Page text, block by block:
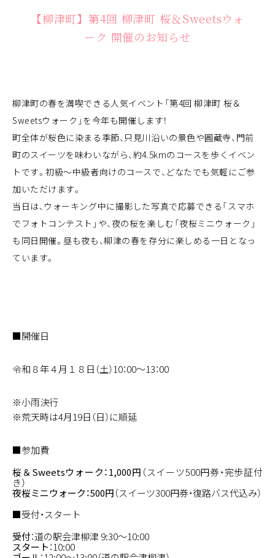
【柳津町】第4回 柳津町 桜＆Sweetsウォ
ーク 開催のお知らせ
柳津町の春を満喫できる人気イベント「第4回 柳津町 桜＆
Sweetsウォーク」を今年も開催します！
町全体が桜色に染まる季節、只見川沿いの景色や圓藏寺、門前
町のスイーツを味わいながら、約4.5kmのコースを歩くイベン
トです。初級〜中級者向けのコースで、どなたでも気軽にご参
加いただけます。
当日は、ウォーキング中に撮影した写真で応募できる「スマホ
でフォトコンテスト」や、夜の桜を楽しむ「夜桜ミニウォーク」
も同日開催。昼も夜も、柳津の春を存分に楽しめる一日となっ
ています。
■開催日
令和８年４月１８日（土）10：00～13：00
※小雨決行
※荒天時は4月19日（日）に順延
■参加費
桜＆Sweetsウォーク：1,000円 （スイーツ500円券・完歩証付
き）
夜桜ミニウォーク：500円（スイーツ300円券・復路バス代込み）
■受付・スタート
受付：道の駅会津柳津 9:30〜10:00
スタート：10:00